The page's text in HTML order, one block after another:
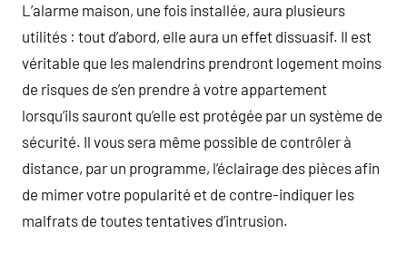
L’alarme maison, une fois installée, aura plusieurs
utilités : tout d’abord, elle aura un effet dissuasif. Il est
véritable que les malendrins prendront logement moins
de risques de s’en prendre à votre appartement
lorsqu’ils sauront qu’elle est protégée par un système de
sécurité. Il vous sera même possible de contrôler à
distance, par un programme, l’éclairage des pièces afin
de mimer votre popularité et de contre-indiquer les
malfrats de toutes tentatives d’intrusion.